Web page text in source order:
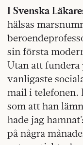
I Svenska
hälsas
sin första
Utan att fundera
vanligaste
mail i telefonen.
som att han
hade jag
på några